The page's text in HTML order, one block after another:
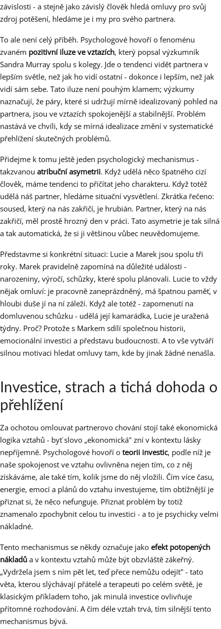
závislosti - a stejně jako závislý člověk hledá omluvy pro svůj
zdroj potěšení, hledáme je i my pro svého partnera.
To ale není celý příběh. Psychologové hovoří o fenoménu
zvaném pozitivní iluze ve vztazích, který popsal výzkumník
Sandra Murray spolu s kolegy. Jde o tendenci vidět partnera v
lepším světle, než jak ho vidí ostatní - dokonce i lepším, než jak
vidí sám sebe. Tato iluze není pouhým klamem; výzkumy
naznačují, že páry, které si udržují mírně idealizovaný pohled na
partnera, jsou ve vztazích spokojenější a stabilnější. Problém
nastává ve chvíli, kdy se mírná idealizace změní v systematické
přehlížení skutečných problémů.
Přidejme k tomu ještě jeden psychologický mechanismus -
takzvanou atribuční asymetrii. Když udělá něco špatného cizí
člověk, máme tendenci to přičítat jeho charakteru. Když totéž
udělá náš partner, hledáme situační vysvětlení. Zkrátka řečeno:
soused, který na nás zakřičí, je hrubián. Partner, který na nás
zakřičí, měl prostě hrozný den v práci. Tato asymetrie je tak silná
a tak automatická, že si ji většinou vůbec neuvědomujeme.
Představme si konkrétní situaci: Lucie a Marek jsou spolu tři
roky. Marek pravidelně zapomíná na důležité události -
narozeniny, výročí, schůzky, které spolu plánovali. Lucie to vždy
nějak omluví: je pracovně zaneprázdněný, má špatnou paměť, v
hloubi duše jí na ní záleží. Když ale totéž - zapomenutí na
domluvenou schůzku - udělá její kamarádka, Lucie je uražená
týdny. Proč? Protože s Markem sdílí společnou historii,
emocionální investici a představu budoucnosti. A to vše vytváří
silnou motivaci hledat omluvy tam, kde by jinak žádné nenašla.
Investice, strach a tichá dohoda o
přehlížení
Za ochotou omlouvat partnerovo chování stojí také ekonomická
logika vztahů - byť slovo „ekonomická" zní v kontextu lásky
nepříjemně. Psychologové hovoří o teorii investic, podle níž je
naše spokojenost ve vztahu ovlivněna nejen tím, co z něj
získáváme, ale také tím, kolik jsme do něj vložili. Čím více času,
energie, emocí a plánů do vztahu investujeme, tím obtížnější je
přiznat si, že něco nefunguje. Přiznat problém by totiž
znamenalo zpochybnit celou tu investici - a to je psychicky velmi
nákladné.
Tento mechanismus se někdy označuje jako efekt potopených
nákladů a v kontextu vztahů může být obzvláště zákeřný.
„Vydržela jsem s ním pět let, teď přece nemůžu odejít" - tato
věta, kterou slýchávají přátelé a terapeuti po celém světě, je
klasickým příkladem toho, jak minulá investice ovlivňuje
přítomné rozhodování. A čím déle vztah trvá, tím silnější tento
mechanismus bývá.